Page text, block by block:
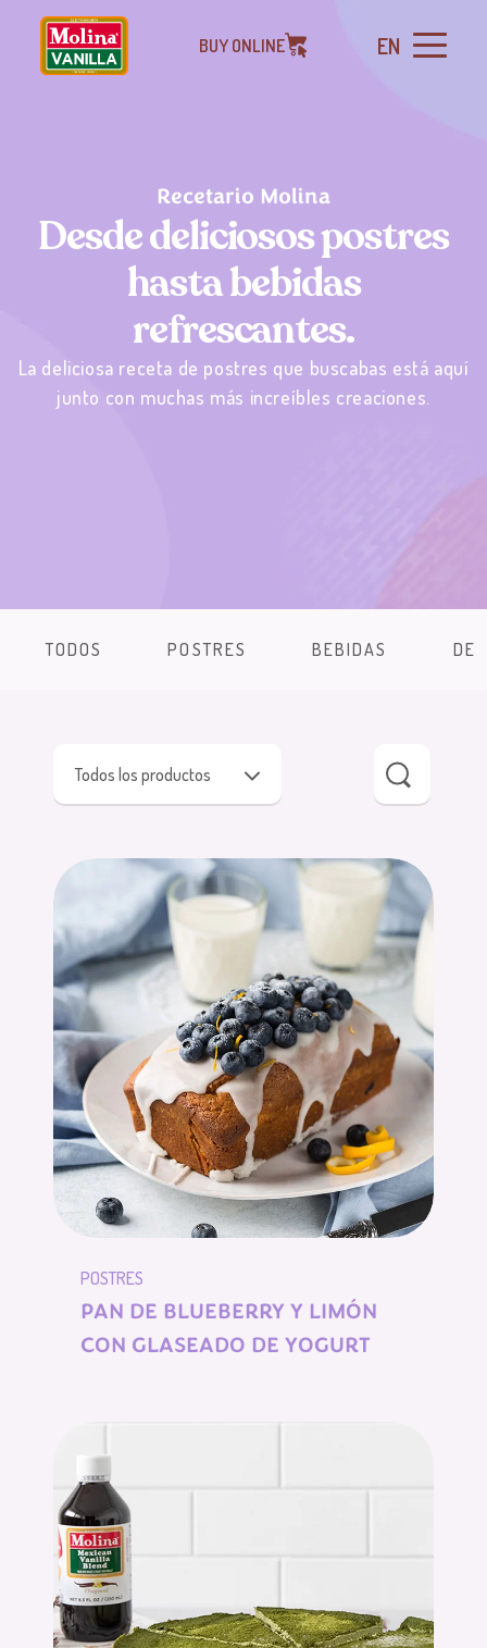
BUY ONLINE EN
Recetario Molina
Desde deliciosos postres
hasta bebidas
refrescantes.
La deliciosa receta de postres que buscabas está aquí
junto con muchas más increíbles creaciones.
TODOS POSTRES BEBIDAS
Todos los productos
POSTRES
PAN DE BLUEBERRY Y LIMÓN
CON GLASEADO DE YOGURT